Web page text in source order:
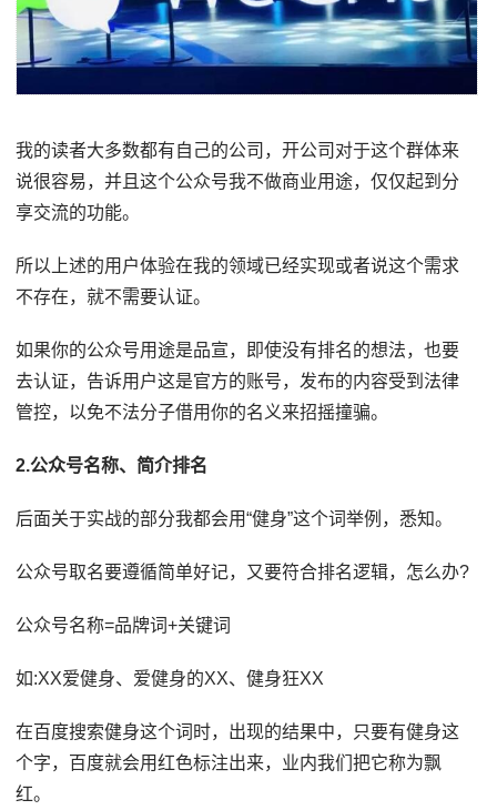
我的读者大多数都有自己的公司，开公司对于这个群体来
说很容易，并且这个公众号我不做商业用途，仅仅起到分
享交流的功能。
所以上述的用户体验在我的领域已经实现或者说这个需求
不存在，就不需要认证。
如果你的公众号用途是品宣，即使没有排名的想法，也要
去认证，告诉用户这是官方的账号，发布的内容受到法律
管控，以免不法分子借用你的名义来招摇撞骗。
2.公众号名称、简介排名
后面关于实战的部分我都会用“健身”这个词举例，悉知。
公众号取名要遵循简单好记，又要符合排名逻辑，怎么办?
公众号名称=品牌词+关键词
如:XX爱健身、爱健身的XX、健身狂XX
在百度搜索健身这个词时，出现的结果中，只要有健身这
个字，百度就会用红色标注出来，业内我们把它称为飘
红。